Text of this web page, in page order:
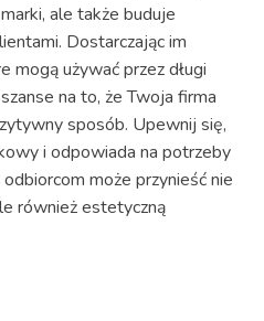
ale także buduje
Dostarczając im
używać przez długi
na to, że Twoja firma
sposób. Upewnij się,
i odpowiada na potrzeby
może przynieść nie
również estetyczną